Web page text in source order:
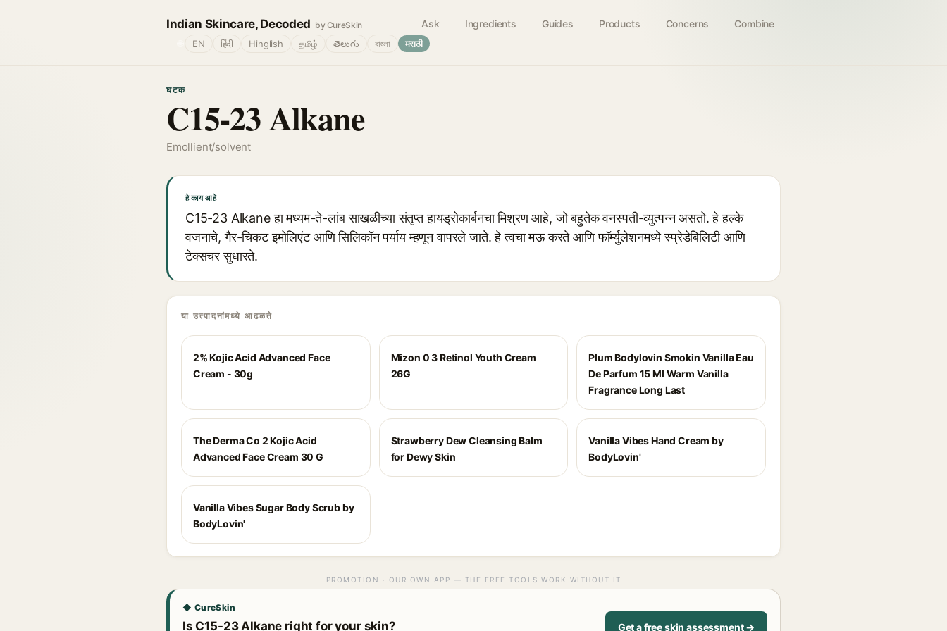
Indian Skincare, Decoded by CureSkin Ask Ingredients Guides Products Concerns Combine
EN हिंदी Hinglish தமிழ் తెలుగు বাংলা मराठी
घटक
C15-23 Alkane
Emollient/solvent
हे काय आहे
C15-23 Alkane हा मध्यम-ते-लांब साखळीच्या संतृप्त हायड्रोकार्बनचा मिश्रण आहे, जो बहुतेक वनस्पती-व्युत्पन्न असतो. हे हल्के
वजनाचे, गैर-चिकट इमोलिएंट आणि सिलिकॉन पर्याय म्हणून वापरले जाते. हे त्वचा मऊ करते आणि फॉर्म्युलेशनमध्ये स्प्रेडेबिलिटी आणि
टेक्सचर सुधारते.
या उत्पादनांमध्ये आढळते
2% Kojic Acid Advanced Face
Cream - 30g
Mizon 0 3 Retinol Youth Cream
26G
Plum Bodylovin Smokin Vanilla Eau
De Parfum 15 Ml Warm Vanilla
Fragrance Long Last
The Derma Co 2 Kojic Acid
Advanced Face Cream 30 G
Strawberry Dew Cleansing Balm
for Dewy Skin
Vanilla Vibes Hand Cream by
BodyLovin'
Vanilla Vibes Sugar Body Scrub by
BodyLovin'
PROMOTION · OUR OWN APP — THE FREE TOOLS WORK WITHOUT IT
◆ CureSkin
Is C15-23 Alkane right for your skin? Get a free skin assessment →